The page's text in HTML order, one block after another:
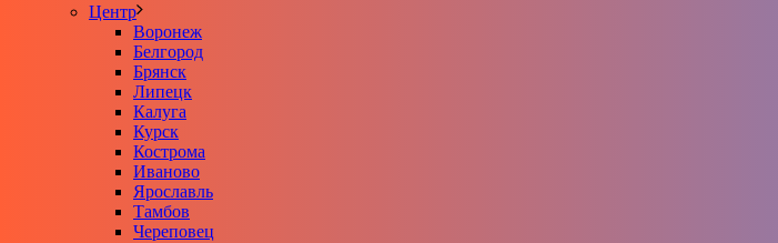
Центр
Воронеж
Белгород
Брянск
Липецк
Калуга
Курск
Кострома
Иваново
Ярославль
Тамбов
Череповец